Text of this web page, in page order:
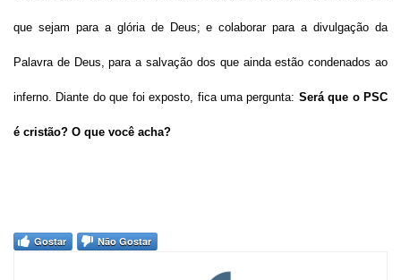
que sejam para a glória de Deus; e colaborar para a divulgação da
Palavra de Deus, para a salvação dos que ainda estão condenados ao
inferno. Diante do que foi exposto, fica uma pergunta: Será que o PSC
é cristão? O que você acha?
Gostar Não Gostar